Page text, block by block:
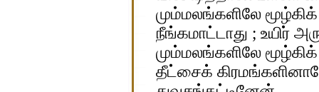
மும்மலங்களிலே
நீங்கமாட்டாது ; உயிர்
மும்மலங்களிலே
தீட்சைக்